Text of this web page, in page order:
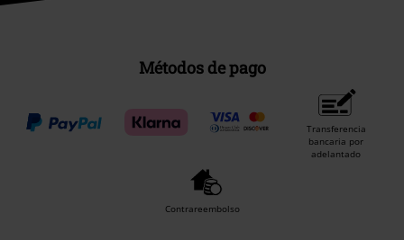
Métodos de pago
Transferencia
bancaria por
adelantado
Contrareembolso